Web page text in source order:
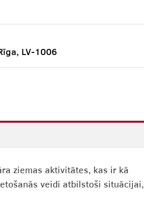
LV-1006
ziemas aktivitātes, kas ir kā
veidi atbilstoši situācijai,